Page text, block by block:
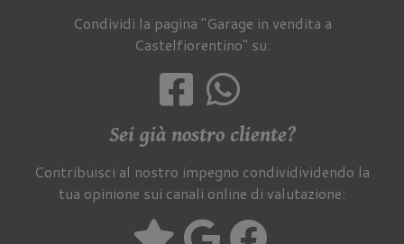
Condividi la pagina "Garage in vendita a
Castelfiorentino" su:
Sei già nostro cliente?
Contribuisci al nostro impegno condividividendo la
tua opinione sui canali online di valutazione: